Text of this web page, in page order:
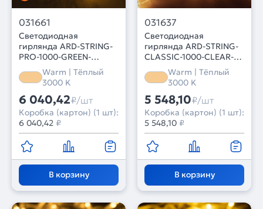
031661
Светодиодная
гирлянда ARD-STRING-
PRO-1000-GREEN-
100LED-PULSE Warm
(230V, 7W) (Ardecoled,
IP65, 2 года)
Warm | Тёплый
3000 K
6 040,42₽/шт
Коробка (картон) (1 шт):
6 040,42 ₽
В корзину
031637
Светодиодная
гирлянда ARD-STRING-
CLASSIC-1000-CLEAR-
100LED-PULSE Warm
(230V, 7W) (Ardecoled,
IP65, 1 год)
Warm | Тёплый
3000 K
5 548,10₽/шт
Коробка (картон) (1 шт):
5 548,10 ₽
В корзину